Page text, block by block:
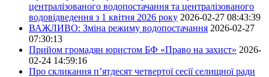
централізованого водопостачання та централізованого
водовідведення з 1 квітня 2026 року 2026-02-27 08:43:39
ВАЖЛИВО: Зміна режиму водопостачання 2026-02-27
07:30:13
Прийом громадян юристом БФ «Право на захист» 2026-
02-24 14:59:16
Про скликання п’ятдесят четвертої сесії селищної ради